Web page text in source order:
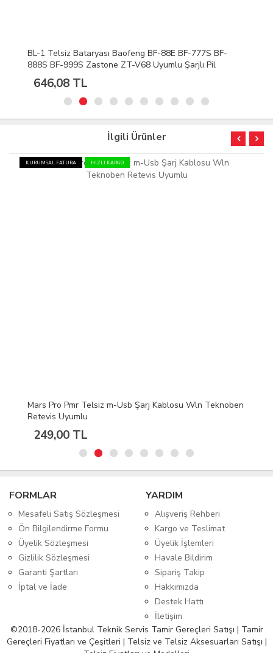
BL-1 Telsiz Bataryası Baofeng BF-88E BF-777S BF-
888S BF-999S Zastone ZT-V68 Uyumlu Şarjlı Pil
646,08 TL
İlgili Ürünler
KURUMSAL FATURA HIZLI KARGO
Mars Pro Pmr Telsiz m-Usb Şarj Kablosu Wln Teknoben
Retevis Uyumlu
249,00 TL
FORMLAR
Mesafeli Satış Sözleşmesi
Ön Bilgilendirme Formu
Üyelik Sözleşmesi
Gizlilik Sözleşmesi
Garanti Şartları
İptal ve İade
YARDIM
Alışveriş Rehberi
Kargo ve Teslimat
Üyelik İşlemleri
Havale Bildirim
Sipariş Takip
Hakkımızda
Destek Hattı
İletişim
©2018-2026 İstanbul Teknik Servis Tamir Gereçleri Satışı | Tamir
Gereçleri Fiyatları ve Çeşitleri | Telsiz ve Telsiz Aksesuarları Satışı |